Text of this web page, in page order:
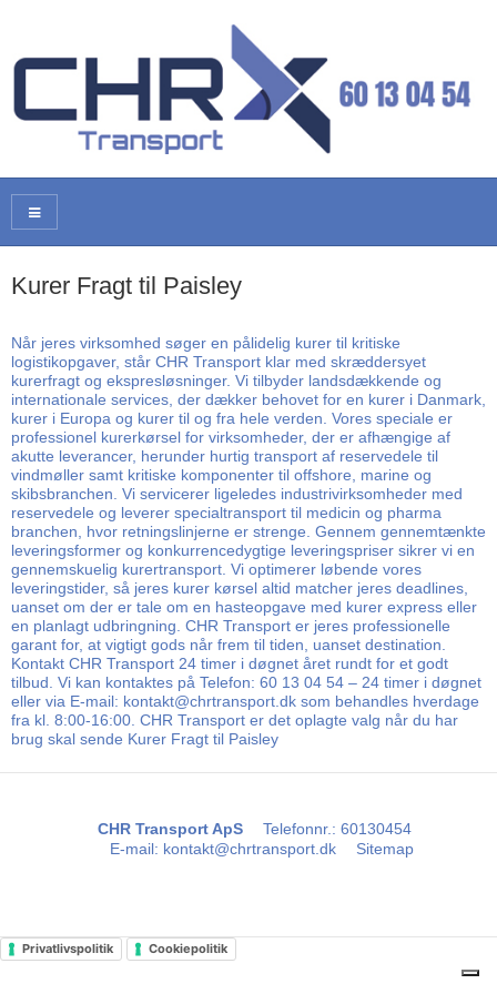
Kurer Fragt til Paisley
Når jeres virksomhed søger en pålidelig kurer til kritiske
logistikopgaver, står CHR Transport klar med skræddersyet
kurerfragt og ekspresløsninger. Vi tilbyder landsdækkende og
internationale services, der dækker behovet for en kurer i Danmark,
kurer i Europa og kurer til og fra hele verden. Vores speciale er
professionel kurerkørsel for virksomheder, der er afhængige af
akutte leverancer, herunder hurtig transport af reservedele til
vindmøller samt kritiske komponenter til offshore, marine og
skibsbranchen. Vi servicerer ligeledes industrivirksomheder med
reservedele og leverer specialtransport til medicin og pharma
branchen, hvor retningslinjerne er strenge. Gennem gennemtænkte
leveringsformer og konkurrencedygtige leveringspriser sikrer vi en
gennemskuelig kurertransport. Vi optimerer løbende vores
leveringstider, så jeres kurer kørsel altid matcher jeres deadlines,
uanset om der er tale om en hasteopgave med kurer express eller
en planlagt udbringning. CHR Transport er jeres professionelle
garant for, at vigtigt gods når frem til tiden, uanset destination.
Kontakt CHR Transport 24 timer i døgnet året rundt for et godt
tilbud. Vi kan kontaktes på Telefon: 60 13 04 54 – 24 timer i døgnet
eller via E-mail: kontakt@chrtransport.dk som behandles hverdage
fra kl. 8:00-16:00. CHR Transport er det oplagte valg når du har
brug skal sende Kurer Fragt til Paisley
CHR Transport ApS Telefonnr.: 60130454
E-mail: kontakt@chrtransport.dk Sitemap
Privatlivspolitik Cookiepolitik